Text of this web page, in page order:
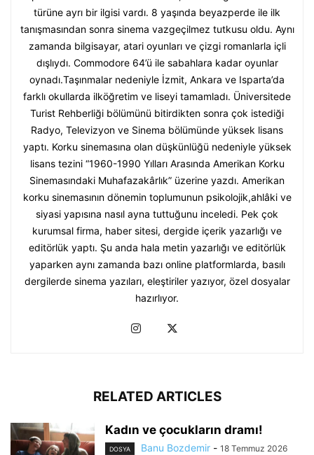
türüne ayrı bir ilgisi vardı. 8 yaşında beyazperde ile ilk
tanışmasından sonra sinema vazgeçilmez tutkusu oldu. Aynı
zamanda bilgisayar, atari oyunları ve çizgi romanlarla içli
dışlıydı. Commodore 64’ü ile sabahlara kadar oyunlar
oynadı.Taşınmalar nedeniyle İzmit, Ankara ve Isparta’da
farklı okullarda ilköğretim ve liseyi tamamladı. Üniversitede
Turist Rehberliği bölümünü bitirdikten sonra çok istediği
Radyo, Televizyon ve Sinema bölümünde yüksek lisans
yaptı. Korku sinemasına olan düşkünlüğü nedeniyle yüksek
lisans tezini “1960-1990 Yılları Arasında Amerikan Korku
Sinemasındaki Muhafazakârlık” üzerine yazdı. Amerikan
korku sinemasının dönemin toplumunun psikolojik,ahlâki ve
siyasi yapısına nasıl ayna tuttuğunu inceledi. Pek çok
kurumsal firma, haber sitesi, dergide içerik yazarlığı ve
editörlük yaptı. Şu anda hala metin yazarlığı ve editörlük
yaparken aynı zamanda bazı online platformlarda, basılı
dergilerde sinema yazıları, eleştiriler yazıyor, özel dosyalar
hazırlıyor.
RELATED ARTICLES
Kadın ve çocukların dramı!
DOSYA Banu Bozdemir - 18 Temmuz 2026